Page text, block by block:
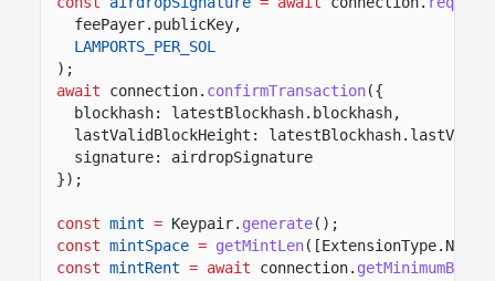
feePayer.publicKey,
LAMPORTS_PER_SOL
);
await
connection. confirmTransaction({
blockhash: latestBlockhash.blockhash,
lastValidBlockHeight:
signature: airdropSignature
});
const mint = Keypair. generate();
const mintSpace = getMintLen
const mintRent = await connection.